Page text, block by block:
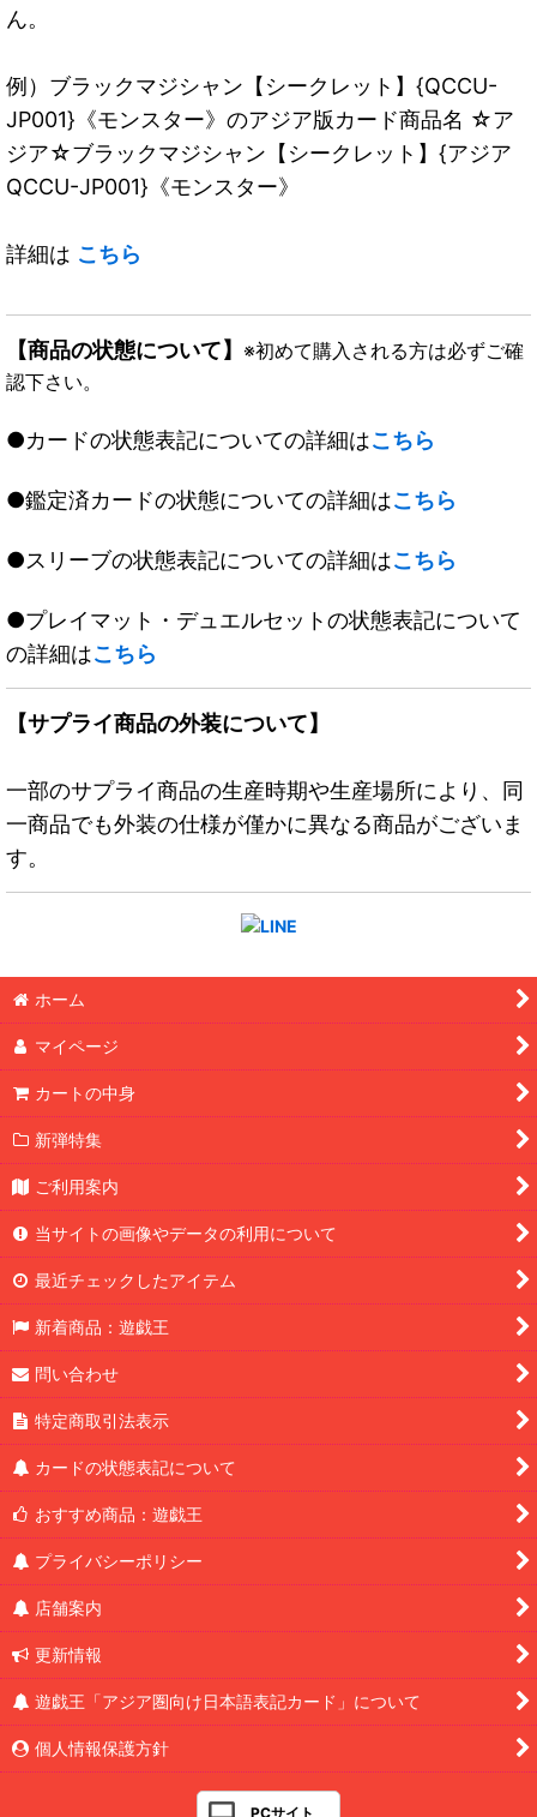
ん。
例）ブラックマジシャン【シークレット】{QCCU-
JP001}《モンスター》のアジア版カード商品名 ☆ア
ジア☆ブラックマジシャン【シークレット】{アジア
QCCU-JP001}《モンスター》
詳細は こちら
【商品の状態について】 ※初めて購入される方は必ずご確
認下さい。
●カードの状態表記についての詳細はこちら
●鑑定済カードの状態についての詳細はこちら
●スリーブの状態表記についての詳細はこちら
●プレイマット・デュエルセットの状態表記について
の詳細はこちら
【サプライ商品の外装について】
一部のサプライ商品の生産時期や生産場所により、同
一商品でも外装の仕様が僅かに異なる商品がございま
す。
ホーム
マイページ
カートの中身
新弾特集
ご利用案内
当サイトの画像やデータの利用について
最近チェックしたアイテム
新着商品：遊戯王
問い合わせ
特定商取引法表示
カードの状態表記について
おすすめ商品：遊戯王
プライバシーポリシー
店舗案内
更新情報
遊戯王「アジア圏向け日本語表記カード」について
個人情報保護方針
PCサイト